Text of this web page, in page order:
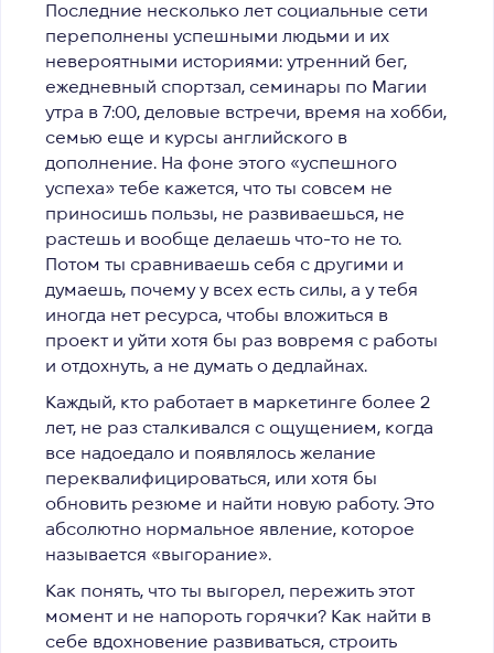
Последние несколько лет социальные сети
переполнены успешными людьми и их
невероятными историями: утренний бег,
ежедневный спортзал, семинары по Магии
утра в 7:00, деловые встречи, время на хобби,
семью еще и курсы английского в
дополнение. На фоне этого «успешного
успеха» тебе кажется, что ты совсем не
приносишь пользы, не развиваешься, не
растешь и вообще делаешь что-то не то.
Потом ты сравниваешь себя с другими и
думаешь, почему у всех есть силы, а у тебя
иногда нет ресурса, чтобы вложиться в
проект и уйти хотя бы раз вовремя с работы
и отдохнуть, а не думать о дедлайнах.
Каждый, кто работает в маркетинге более 2
лет, не раз сталкивался с ощущением, когда
все надоедало и появлялось желание
переквалифицироваться, или хотя бы
обновить резюме и найти новую работу. Это
абсолютно нормальное явление, которое
называется «выгорание».
Как понять, что ты выгорел, пережить этот
момент и не напороть горячки? Как найти в
себе вдохновение развиваться, строить